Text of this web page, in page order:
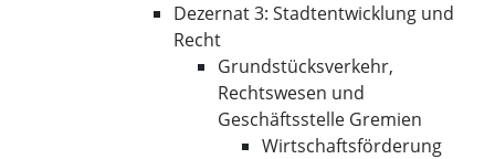
Dezernat 3: Stadtentwicklung und
Recht
Grundstücksverkehr,
Rechtswesen und
Geschäftsstelle Gremien
Wirtschaftsförderung